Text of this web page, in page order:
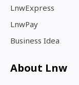
LnwExpress
LnwPay
Business Idea
About Lnw​